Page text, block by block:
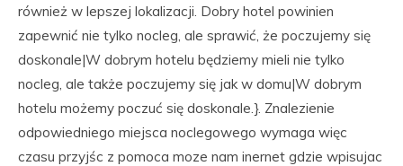
również w lepszej lokalizacji. Dobry hotel powinien
zapewnić nie tylko nocleg, ale sprawić, że poczujemy się
doskonale|W dobrym hotelu będziemy mieli nie tylko
nocleg, ale także poczujemy się jak w domu|W dobrym
hotelu możemy poczuć się doskonale.}. Znalezienie
odpowiedniego miejsca noclegowego wymaga więc
czasu przyjśc z pomoca moze nam inernet gdzie wpisujac